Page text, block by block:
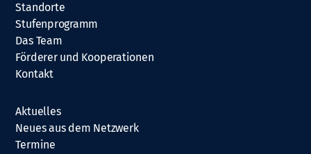
Standorte
Stufenprogramm
Das Team
Förderer und Kooperationen
Kontakt
Aktuelles
Neues aus dem Netzwerk
Termine